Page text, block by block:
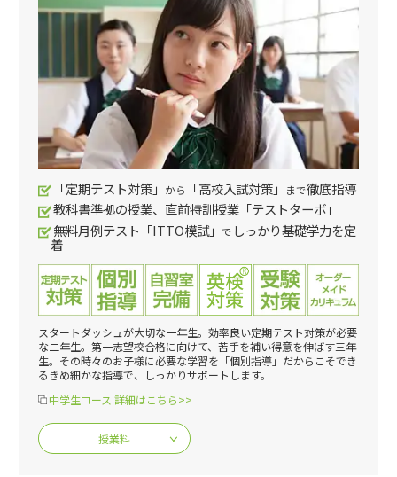
「定期テスト対策」 から 「高校入試対策」 まで徹底指導
教科書準拠の授業、直前特訓授業「テストターボ」
無料月例テスト「ITTO模試」 で しっかり基礎学力を定
着
スタートダッシュが大切な一年生。効率良い定期テスト対策が必要
な二年生。第一志望校合格に向けて、苦手を補い得意を伸ばす三年
生。その時々のお子様に必要な学習を「個別指導」だからこそでき
るきめ細かな指導で、しっかりサポートします。
中学生コース 詳細はこちら>>
授業料